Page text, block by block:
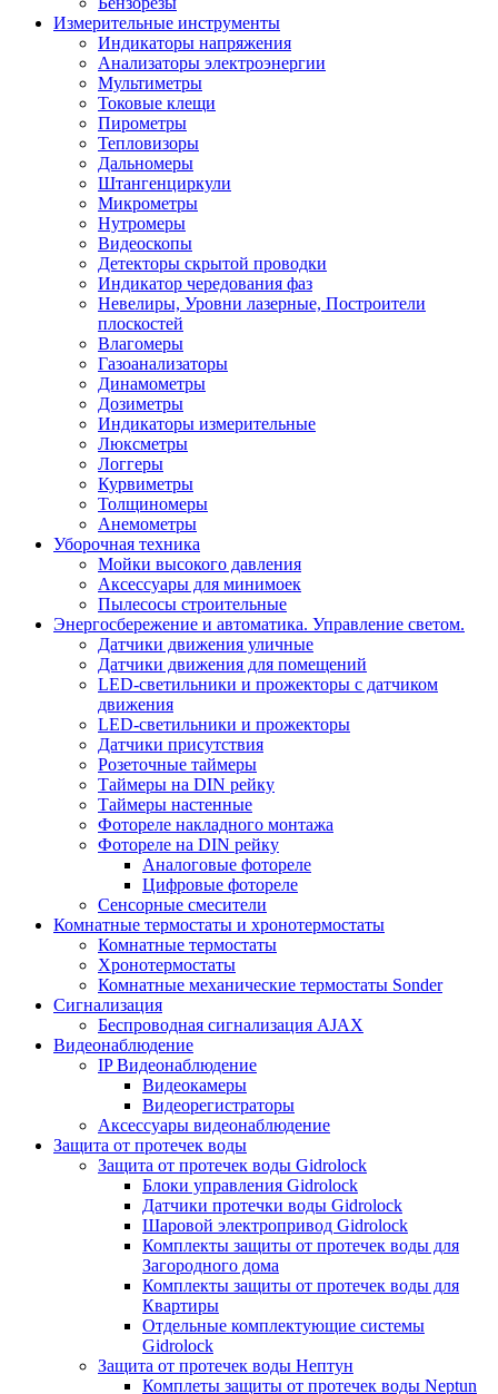
Измерительные инструменты
Индикаторы напряжения
Анализаторы электроэнергии
Мультиметры
Токовые клещи
Пирометры
Тепловизоры
Дальномеры
Штангенциркули
Микрометры
Нутромеры
Видеоскопы
Детекторы скрытой проводки
Индикатор чередования фаз
Невелиры, Уровни лазерные, Построители
плоскостей
Влагомеры
Газоанализаторы
Динамометры
Дозиметры
Индикаторы измерительные
Люксметры
Логгеры
Курвиметры
Толщиномеры
Анемометры
Уборочная техника
Мойки высокого давления
Аксессуары для минимоек
Пылесосы строительные
Энергосбережение и автоматика. Управление светом.
Датчики движения уличные
Датчики движения для помещений
LED-светильники и прожекторы с датчиком
движения
LED-светильники и прожекторы
Датчики присутствия
Розеточные таймеры
Таймеры на DIN рейку
Таймеры настенные
Фотореле накладного монтажа
Фотореле на DIN рейку
Аналоговые фотореле
Цифровые фотореле
Сенсорные смесители
Комнатные термостаты и хронотермостаты
Комнатные термостаты
Хронотермостаты
Комнатные механические термостаты Sonder
Сигнализация
Беспроводная сигнализация AJAX
Видеонаблюдение
IP Видеонаблюдение
Видеокамеры
Видеорегистраторы
Аксессуары видеонаблюдение
Защита от протечек воды
Защита от протечек воды Gidrolock
Блоки управления Gidrolock
Датчики протечки воды Gidrolock
Шаровой электропривод Gidrolock
Комплекты защиты от протечек воды для
Загородного дома
Комплекты защиты от протечек воды для
Квартиры
Отдельные комплектующие системы
Gidrolock
Защита от протечек воды Нептун
Комплеты защиты от протечек воды Neptun